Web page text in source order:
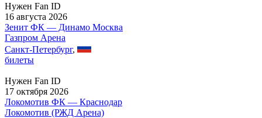
Нужен Fan ID
16 августа 2026
Зенит ФК — Динамо Москва
Газпром Арена
Санкт-Петербург,
билеты
Нужен Fan ID
17 октября 2026
Локомотив ФК — Краснодар
Локомотив (РЖД Арена)